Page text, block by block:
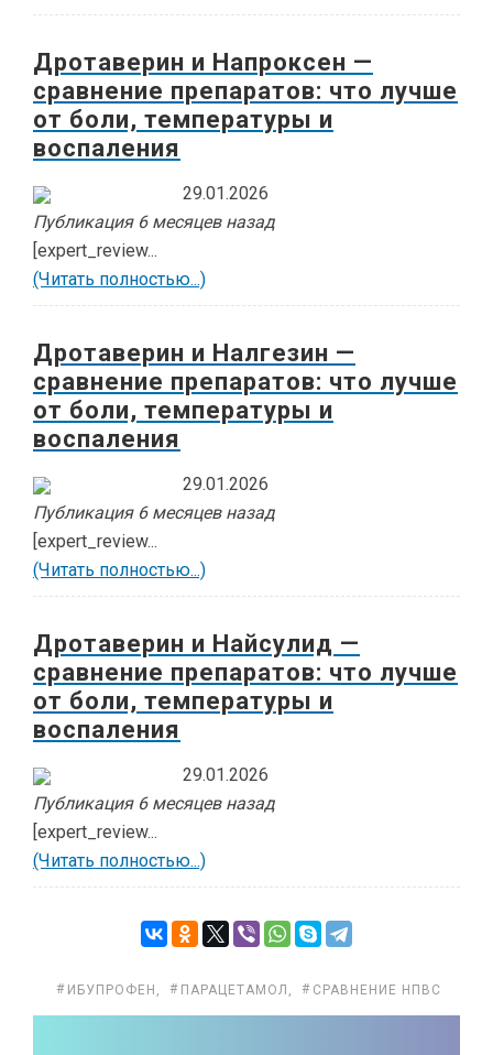
Дротаверин и Напроксен —
сравнение препаратов: что лучше
от боли, температуры и
воспаления
29.01.2026
Публикация 6 месяцев назад
[expert_review...
(Читать полностью...)
Дротаверин и Налгезин —
сравнение препаратов: что лучше
от боли, температуры и
воспаления
29.01.2026
Публикация 6 месяцев назад
[expert_review...
(Читать полностью...)
Дротаверин и Найсулид —
сравнение препаратов: что лучше
от боли, температуры и
воспаления
29.01.2026
Публикация 6 месяцев назад
[expert_review...
(Читать полностью...)
ИБУПРОФЕН , ПАРАЦЕТАМОЛ , СРАВНЕНИЕ НПВС